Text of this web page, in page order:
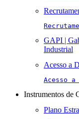
GAPI |
Industrial
Acesso a
Acesso
Instrumentos de
Plano